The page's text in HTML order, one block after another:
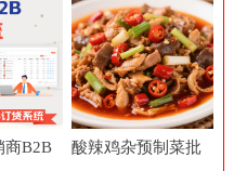
商B2B 酸辣鸡杂预制菜批